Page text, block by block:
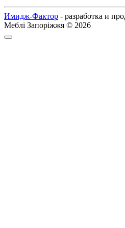
Имидж-Фактор - разработка и
Меблі Запоріжжя © 2026